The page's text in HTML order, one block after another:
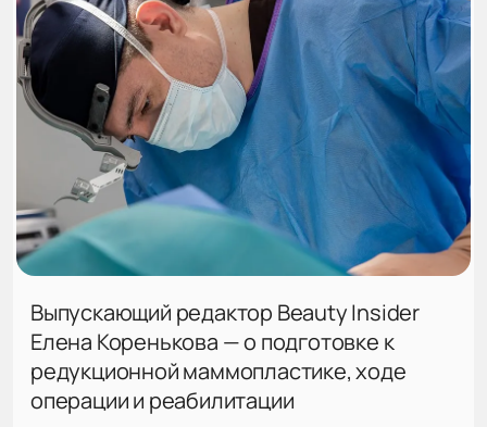
Выпускающий редактор Beauty Insider
Елена Коренькова — о подготовке к
редукционной маммопластике, ходе
операции и реабилитации